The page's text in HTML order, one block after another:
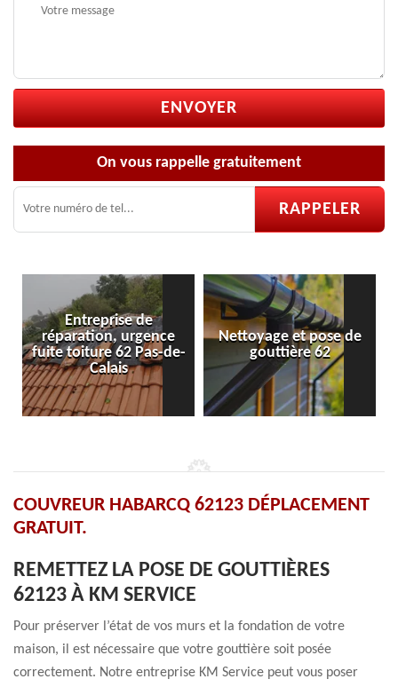
On vous rappelle gratuitement
de
urgence
62 Pas-de-
Nettoyage et pose de
gouttière 62
Pose et
velux 62
COUVREUR HABARCQ 62123 DÉPLACEMENT
GRATUIT.
REMETTEZ LA POSE DE GOUTTIÈRES
62123 À KM SERVICE
Pour préserver l’état de vos murs et la fondation de votre
maison, il est nécessaire que votre gouttière soit posée
correctement. Notre entreprise KM Service peut vous poser